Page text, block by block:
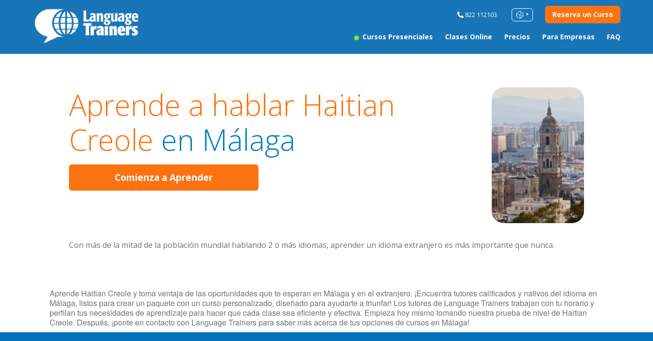
Cursos Presenciales Clases Online Precios Para Empresas FAQ
822 112103 Reserva un Curso
Aprende a hablar Haitian
Creole en Málaga
Comienza a Aprender
Con más de la mitad de la población mundial hablando 2 o más idiomas, aprender un idioma extranjero es más importante que nunca.
Aprende Haitian Creole y toma ventaja de las oportunidades que te esperan en Málaga y en el extranjero. ¡Encuentra tutores calificados y nativos del idioma en
Málaga, listos para crear un paquete con un curso personalizado, diseñado para ayudarte a triunfar! Los tutores de Language Trainers trabajan con tu horario y
perfilan tus necesidades de aprendizaje para hacer que cada clase sea eficiente y efectiva. Empieza hoy mismo tomando nuestra prueba de nivel de Haitian
Creole. Después, ¡ponte en contacto con Language Trainers para saber más acerca de tus opciones de cursos en Málaga!